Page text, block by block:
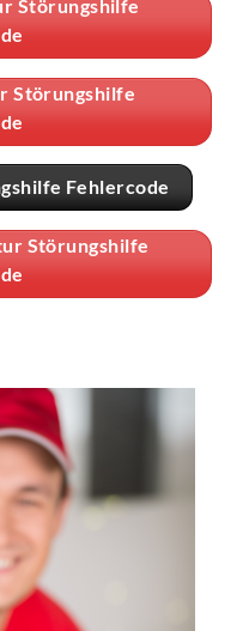
Störungshilfe
Störungshilfe
Fehlercode
Störungshilfe